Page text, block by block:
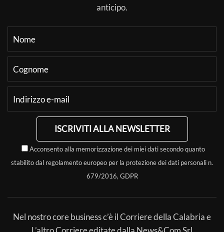
anticipo.
ISCRIVITI ALLA NEWSLETTER
Acconsento alla memorizzazione dei miei dati secondo quanto
stabilito dal regolamento europeo per la protezione dei dati personali n.
679/2016, GDPR
Nel nostro core business c’è il Corriere della Calabria e